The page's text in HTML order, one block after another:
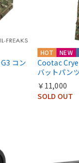
コン
HOT NEW
Cootac
バットパン
￥11,000
SOLD OUT